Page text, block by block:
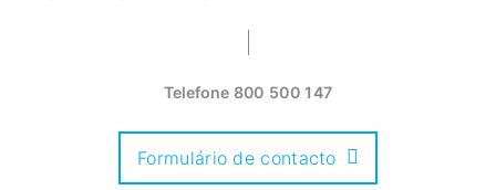
Telefone 800 500 147
Formulário de contacto